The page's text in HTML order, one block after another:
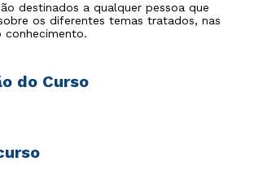
destinados a qualquer pessoa que
os diferentes temas tratados, nas
conhecimento.
do Curso